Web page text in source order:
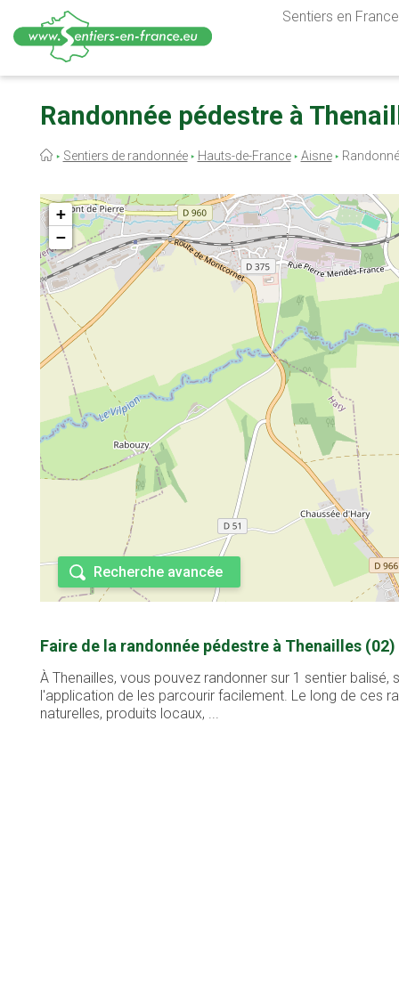
contenu
Sentiers en
Randonnée pédestre à
Fil
Sentiers de randonnée Hauts-de-France Aisne
+
−
Recherche avancée
Faire de la randonnée pédestre à Thenailles (02)
À Thenailles, vous pouvez randonner sur 1 sentier
l'application de les parcourir facilement. Le long de ces
naturelles, produits locaux, ...